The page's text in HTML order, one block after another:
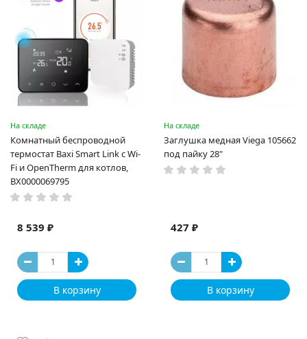
На складе
Комнатный беспроводной
термостат Baxi Smart Link c Wi-
Fi и OpenTherm для котлов,
BX0000069795
8 539 ₽
В корзину
На складе
Заглушка медная Viega 105662
под пайку 28"
427 ₽
В корзину